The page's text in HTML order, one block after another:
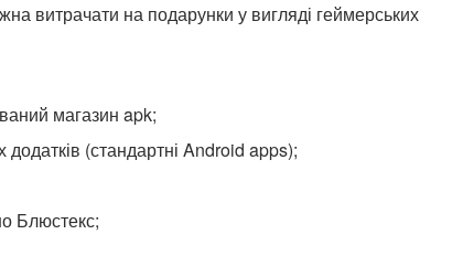
витрачати на подарунки у вигляді геймерських
магазин apk;
додатків (стандартні Android apps);
Блюстекс;